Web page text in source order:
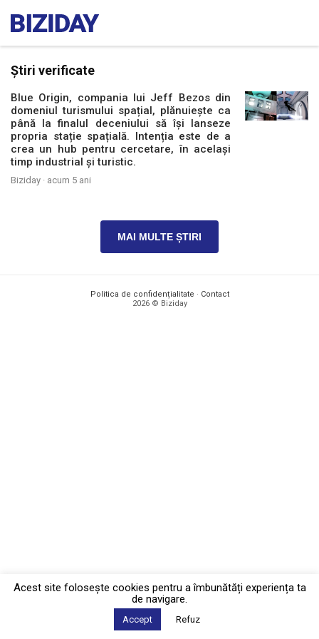
Știri verificate
Blue Origin, compania lui Jeff Bezos din
domeniul turismului spațial, plănuiește ca
până la finalul deceniului să își lanseze
propria stație spațială. Intenția este de a
crea un hub pentru cercetare, în același
timp industrial și turistic.
Biziday · acum 5 ani
MAI MULTE ȘTIRI
Politica de confidențialitate · Contact
2026 © Biziday
Acest site foloseşte cookies pentru a îmbunătăți experiența ta
de navigare.
Accept Refuz